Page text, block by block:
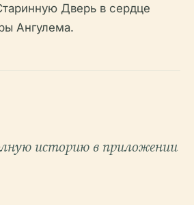
Дверь в сердце
Ангулема.
историю в приложении